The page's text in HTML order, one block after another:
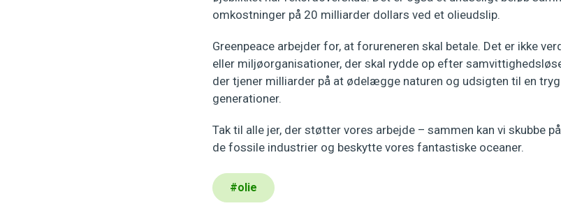
omkostninger på 20 milliarder dollars ved et olieudslip.
Greenpeace arbejder for, at forureneren skal betale. Det er ikke
eller miljøorganisationer, der skal rydde op efter
der tjener milliarder på at ødelægge naturen og udsigten til en
generationer.
Tak til alle jer, der støtter vores arbejde – sammen kan vi skubbe
de fossile industrier og beskytte vores fantastiske oceaner.
#olie